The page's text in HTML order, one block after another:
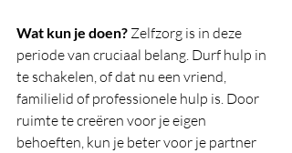
Wat kun je doen? Zelfzorg is in deze
periode van cruciaal belang. Durf hulp in
te schakelen, of dat nu een vriend,
familielid of professionele hulp is. Door
ruimte te creëren voor je eigen
behoeften, kun je beter voor je partner